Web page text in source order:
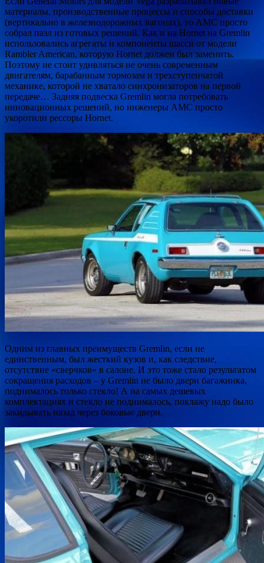
материалы, производственные процессы и способы доставки
(вертикально в железнодорожных вагонах), то AMC просто
собрал пазл из готовых решений. Как и на Hornet на Gremlin
использовались агрегаты и компоненты шасси от модели
Rambler American, которую Hornet должен был заменить.
Поэтому не стоит удивляться не очень современным
двигателям, барабанным тормозам и трехступенчатой
механике, которой не хватало синхронизаторов на первой
передаче… Задняя подвеска Gremlin могла потребовать
инновационных решений, но инженеры AMC просто
укоротили рессоры Hornet.
Одним из главных преимуществ Gremlin, если не
единственным, был жесткий кузов и, как следствие,
отсутствие «сверчков» в салоне. И это тоже стало результатом
сокращения расходов – у Gremlin не было двери багажника,
поднималось только стекло! А на самых дешевых
комплектациях и стекло не поднималось, поклажу надо было
закидывать назад через боковые двери.